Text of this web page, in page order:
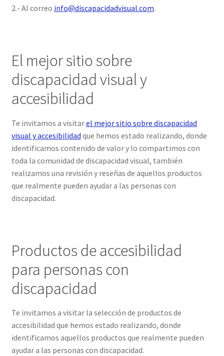
2.- Al correo info@discapacidadvisual.com.
El mejor sitio sobre
discapacidad visual y
accesibilidad
Te invitamos a visitarel mejor sitio sobre discapacidad
visual y accesibilidad que hemos estado realizando, donde
identificamos contenido de valor y lo compartimos con
toda la comunidad de discapacidad visual, también
realizamos una revisión y reseñas de aquellos productos
que realmente pueden ayudar a las personas con
discapacidad.
Productos de accesibilidad
para personas con
discapacidad
Te invitamos a visitar la selección de productos de
accesibilidad que hemos estado realizando, donde
identificamos aquellos productos que realmente pueden
ayudar a las personas con discapacidad.